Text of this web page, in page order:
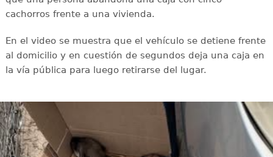
cachorros frente a una vivienda.
En el video se muestra que el vehículo se detiene frente
al domicilio y en cuestión de segundos deja una caja en
la vía pública para luego retirarse del lugar.